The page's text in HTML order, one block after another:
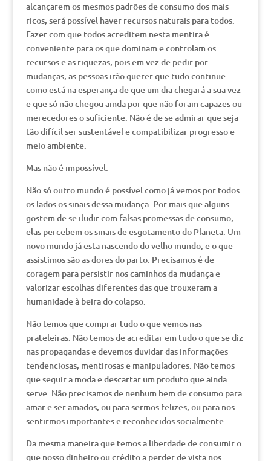
alcançarem os mesmos padrões de consumo dos mais
ricos, será possível haver recursos naturais para todos.
Fazer com que todos acreditem nesta mentira é
conveniente para os que dominam e controlam os
recursos e as riquezas, pois em vez de pedir por
mudanças, as pessoas irão querer que tudo continue
como está na esperança de que um dia chegará a sua vez
e que só não chegou ainda por que não foram capazes ou
merecedores o suficiente. Não é de se admirar que seja
tão difícil ser sustentável e compatibilizar progresso e
meio ambiente.
Mas não é impossível.
Não só outro mundo é possível como já vemos por todos
os lados os sinais dessa mudança. Por mais que alguns
gostem de se iludir com falsas promessas de consumo,
elas percebem os sinais de esgotamento do Planeta. Um
novo mundo já esta nascendo do velho mundo, e o que
assistimos são as dores do parto. Precisamos é de
coragem para persistir nos caminhos da mudança e
valorizar escolhas diferentes das que trouxeram a
humanidade à beira do colapso.
Não temos que comprar tudo o que vemos nas
prateleiras. Não temos de acreditar em tudo o que se diz
nas propagandas e devemos duvidar das informações
tendenciosas, mentirosas e manipuladores. Não temos
que seguir a moda e descartar um produto que ainda
serve. Não precisamos de nenhum bem de consumo para
amar e ser amados, ou para sermos felizes, ou para nos
sentirmos importantes e reconhecidos socialmente.
Da mesma maneira que temos a liberdade de consumir o
que nosso dinheiro ou crédito a perder de vista nos